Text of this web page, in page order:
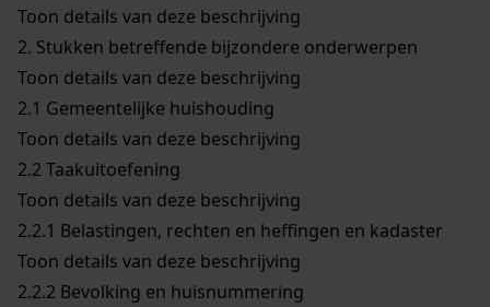
Toon details van deze beschrijving
2. Stukken betreffende bijzondere onderwerpen
Toon details van deze beschrijving
2.1 Gemeentelijke huishouding
Toon details van deze beschrijving
2.2 Taakuitoefening
Toon details van deze beschrijving
2.2.1 Belastingen, rechten en heffingen en kadaster
Toon details van deze beschrijving
2.2.2 Bevolking en huisnummering